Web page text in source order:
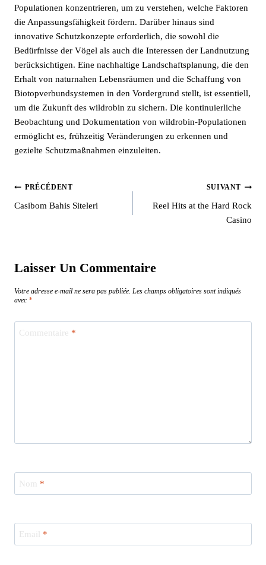
Populationen konzentrieren, um zu verstehen, welche Faktoren
die Anpassungsfähigkeit fördern. Darüber hinaus sind
innovative Schutzkonzepte erforderlich, die sowohl die
Bedürfnisse der Vögel als auch die Interessen der Landnutzung
berücksichtigen. Eine nachhaltige Landschaftsplanung, die den
Erhalt von naturnahen Lebensräumen und die Schaffung von
Biotopverbundsystemen in den Vordergrund stellt, ist essentiell,
um die Zukunft des wildrobin zu sichern. Die kontinuierliche
Beobachtung und Dokumentation von wildrobin-Populationen
ermöglicht es, frühzeitig Veränderungen zu erkennen und
gezielte Schutzmaßnahmen einzuleiten.
PRÉCÉDENT
Casibom Bahis Siteleri
SUIVANT
Reel Hits at the Hard Rock
Casino
Laisser Un Commentaire
Votre adresse e-mail ne sera pas publiée. Les champs obligatoires sont indiqués
avec *
Commentaire *
Nom *
Email *